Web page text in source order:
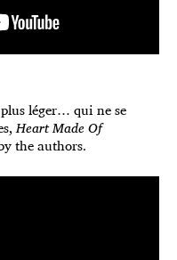
léger… qui ne se
Heart Made Of
the authors.